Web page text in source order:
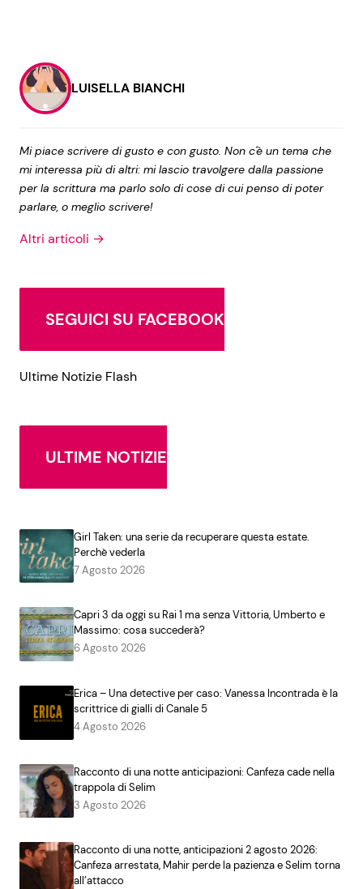
LUISELLA BIANCHI
Mi piace scrivere di gusto e con gusto. Non c'è un tema che
mi interessa più di altri: mi lascio travolgere dalla passione
per la scrittura ma parlo solo di cose di cui penso di poter
parlare, o meglio scrivere!
Altri articoli →
SEGUICI SU FACEBOOK
Ultime Notizie Flash
ULTIME NOTIZIE
Girl Taken: una serie da recuperare questa estate.
Perchè vederla
7 Agosto 2026
Capri 3 da oggi su Rai 1 ma senza Vittoria, Umberto e
Massimo: cosa succederà?
6 Agosto 2026
Erica – Una detective per caso: Vanessa Incontrada è la
scrittrice di gialli di Canale 5
4 Agosto 2026
Racconto di una notte anticipazioni: Canfeza cade nella
trappola di Selim
3 Agosto 2026
Racconto di una notte, anticipazioni 2 agosto 2026:
Canfeza arrestata, Mahir perde la pazienza e Selim torna
all’attacco